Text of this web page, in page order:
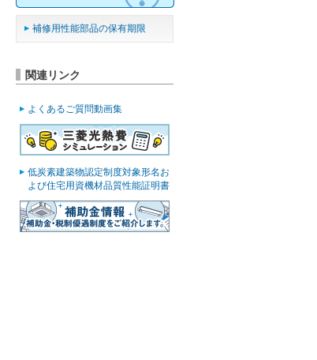
補修用性能部品の保有期限
関連リンク
よくあるご質問動画集
低炭素建築物認定制度対象形名お
よび住宅用資機材品質性能証明書